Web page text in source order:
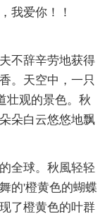
我爱你！！
不辞辛劳地获得
。天空中，一只
壮观的景色。秋
朵白云悠悠地飘
全球。秋風轻轻
的'橙黄色的蝴蝶
了橙黄色的叶群